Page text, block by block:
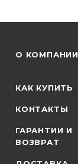
О КОМПАНИИ
КАК КУПИТЬ
КОНТАКТЫ
ГАРАНТИИ И
ВОЗВРАТ